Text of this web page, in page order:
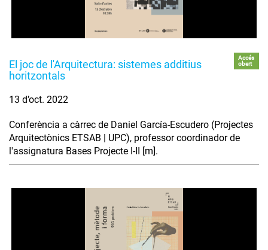
El joc de l'Arquitectura: sistemes additius
horitzontals
Accés
obert
13 d’oct. 2022
Conferència a càrrec de Daniel García-Escudero (Projectes
Arquitectònics ETSAB | UPC), professor coordinador de
l'assignatura Bases Projecte I-II [m].